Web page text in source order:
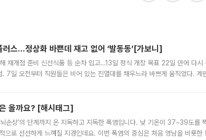
스…정상화 바쁜데 재고 없어 ‘발동동’[가보니]
재개점 준비 신선식품 등 순차 입고…13일 정식 개장 목표 22일 만에 다시
. 7일 오전부터 직원들은 비어 있는 진열대를 채우느라 바쁘게 움직였다. 계
올까요? [해시태그]
손상’의 단계까지 온 지독하고 지독한 폭염입니다. 낮 기온이 37~39도를
으로 선선하게 느껴질 지경인데요. 이번 폭염의 중심은 처음 영남을 비롯한